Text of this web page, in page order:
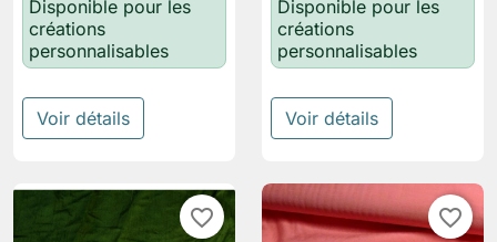
Disponible pour les
créations
personnalisables
Voir détails
Disponible pour les
créations
personnalisables
Voir détails
favorite_border favorite_border